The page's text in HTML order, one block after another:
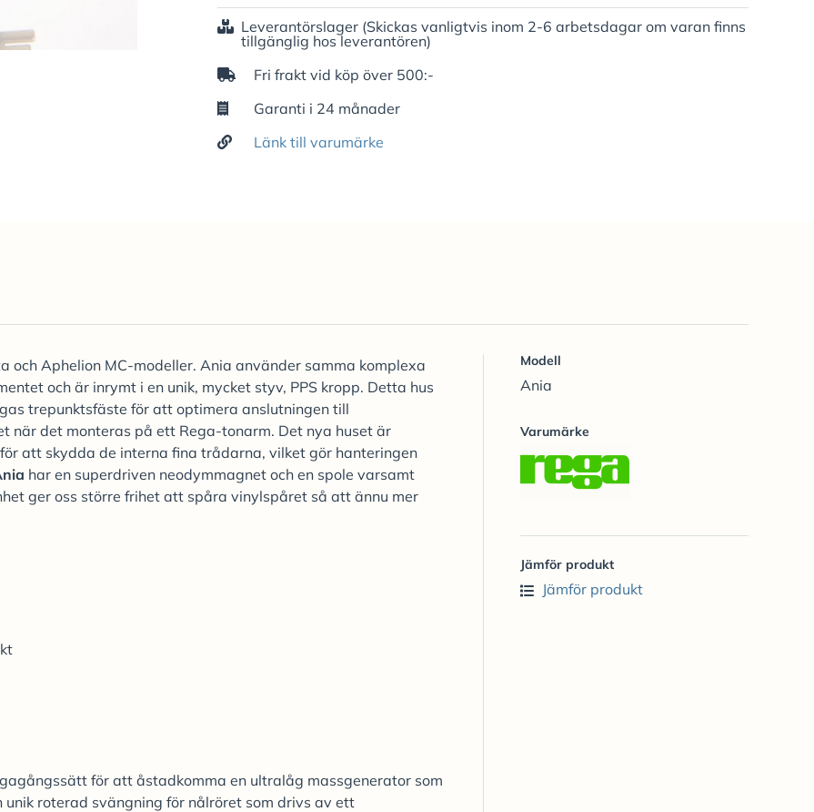
Leverantörslager (Skickas vanligtvis inom 2-6 arbetsdagar om varan finns
tillgänglig hos leverantören)
Fri frakt vid köp över 500:-
Garanti i 24 månader
Länk till varumärke
och Aphelion MC-modeller. Ania använder samma komplexa
och är inrymt i en unik, mycket styv, PPS kropp. Detta hus
trepunktsfäste för att optimera anslutningen till
när det monteras på ett Rega-tonarm. Det nya huset är
att skydda de interna fina trådarna, vilket gör hanteringen
har en superdriven neodymmagnet och en spole varsamt
ger oss större frihet att spåra vinylspåret så att ännu mer
för att åstadkomma en ultralåg massgenerator som
roterad svängning för nålröret som drivs av ett
Modell
Ania
Varumärke
Jämför produkt
Jämför produkt